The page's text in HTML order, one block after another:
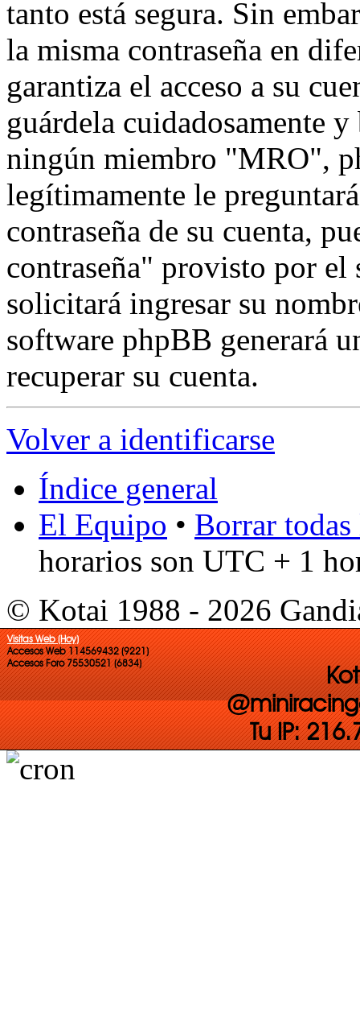
tanto está segura. Sin
la misma contraseña en
garantiza el acceso a su
guárdela cuidadosamente
ningún miembro "MRO",
legítimamente le
contraseña de su cuenta,
contraseña" provisto por
solicitará ingresar su
software phpBB generará
recuperar su cuenta.
Volver a identificarse
Índice general
El Equipo • Borrar
horarios son UTC + 1
© Kotai 1988 - 2026
Visitas Web (Hoy)
Accesos Web 114569432 (9221)
Accesos Foro 75530521 (6834)
Tu IP: